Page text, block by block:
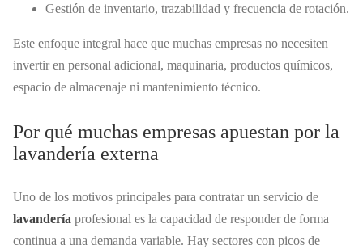
Gestión de inventario, trazabilidad y frecuencia de rotación.
Este enfoque integral hace que muchas empresas no necesiten
invertir en personal adicional, maquinaria, productos químicos,
espacio de almacenaje ni mantenimiento técnico.
Por qué muchas empresas apuestan por la
lavandería externa
Uno de los motivos principales para contratar un servicio de
lavandería profesional es la capacidad de responder de forma
continua a una demanda variable. Hay sectores con picos de